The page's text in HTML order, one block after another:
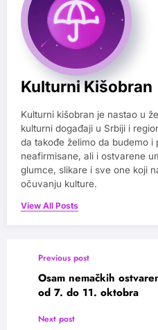
Kulturni Kišobran
Kulturni kišobran je nastao u
kulturni događaji u Srbiji i
da takođe želimo da budemo i
neafirmisane, ali i ostvarene
glumce, slikare i sve one koji
očuvanju kulture.
View All Posts
Previous post
Osam nemačkih
od 7. do 11. oktobra
Next post